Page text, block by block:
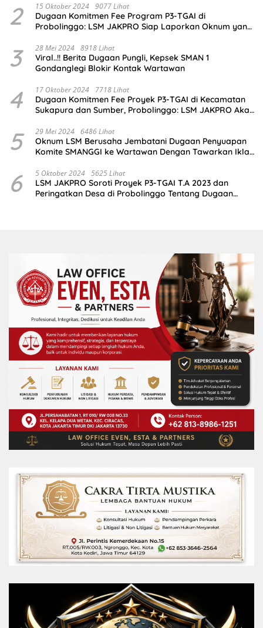
2 15 Oktober 2024 9077 Lihat
Dugaan Komitmen Fee Program P3-TGAI di
Probolinggo: LSM JAKPRO Siap Laporkan Oknum yang
3 28 Mei 2024 8918 Lihat
Viral..!! Berita Dugaan Pungli, Kepsek SMAN 1
Gondanglegi Blokir Kontak Wartawan
4 17 Oktober 2024 7718 Lihat
Dugaan Komitmen Fee Proyek P3-TGAI di Kecamatan
Sukapura dan Sumber, Probolinggo: LSM JAKPRO Akan
5 29 Mei 2024 6486 Lihat
Oknum LSM Berusaha Jembatani Dugaan Penyuapan
Komite SMANGGI ke Wartawan Dengan Tawarkan Iklan
6 5 Oktober 2024 5625 Lihat
LSM JAKPRO Soroti Proyek P3-TGAI T.A 2023 dan
Peringatkan Desa di Probolinggo Tentang Dugaan